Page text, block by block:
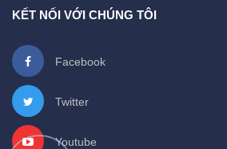
KẾT NỐI VỚI CHÚNG TÔI
Facebook
Twitter
Youtube